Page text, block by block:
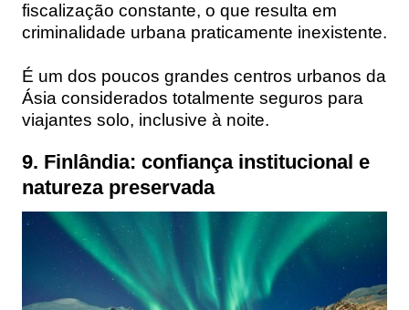
fiscalização constante, o que resulta em
criminalidade urbana praticamente inexistente.
É um dos poucos grandes centros urbanos da
Ásia considerados totalmente seguros para
viajantes solo, inclusive à noite.
9. Finlândia: confiança institucional e
natureza preservada